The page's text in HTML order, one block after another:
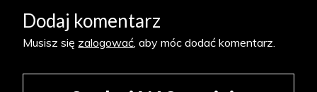
Dodaj komentarz
Musisz się zalogować , aby móc dodać komentarz.